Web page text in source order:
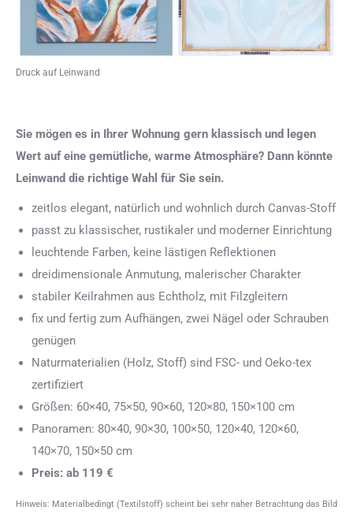
Druck auf Leinwand
Sie mögen es in Ihrer Wohnung gern klassisch und legen
Wert auf eine gemütliche, warme Atmosphäre? Dann könnte
Leinwand die richtige Wahl für Sie sein.
zeitlos elegant, natürlich und wohnlich durch Canvas-Stoff
passt zu klassischer, rustikaler und moderner Einrichtung
leuchtende Farben, keine lästigen Reflektionen
dreidimensionale Anmutung, malerischer Charakter
stabiler Keilrahmen aus Echtholz, mit Filzgleitern
fix und fertig zum Aufhängen, zwei Nägel oder Schrauben
genügen
Naturmaterialien (Holz, Stoff) sind FSC- und Oeko-tex
zertifiziert
Größen: 60×40, 75×50, 90×60, 120×80, 150×100 cm
Panoramen: 80×40, 90×30, 100×50, 120×40, 120×60,
140×70, 150×50 cm
Preis: ab 119 €
Hinweis: Materialbedingt (Textilstoff) scheint bei sehr naher Betrachtung das Bild